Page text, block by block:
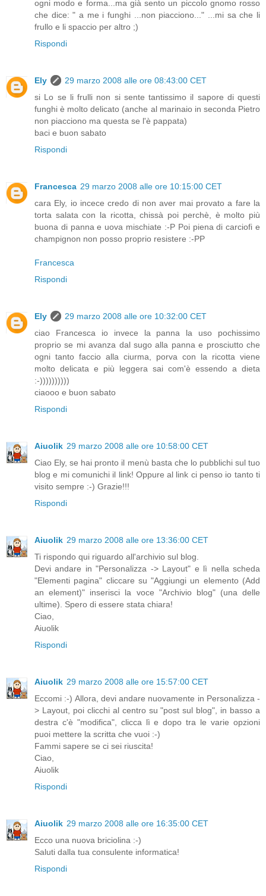
ogni modo e forma...ma già sento un piccolo gnomo rosso
che dice: " a me i funghi ...non piacciono..." ...mi sa che li
frullo e li spaccio per altro ;)
Rispondi
Ely
29 marzo 2008 alle ore 08:43:00 CET
si Lo se li frulli non si sente tantissimo il sapore di questi
funghi è molto delicato (anche al marinaio in seconda Pietro
non piacciono ma questa se l'è pappata)
baci e buon sabato
Rispondi
Francesca 29 marzo 2008 alle ore 10:15:00 CET
cara Ely, io incece credo di non aver mai provato a fare la
torta salata con la ricotta, chissà poi perchè, è molto più
buona di panna e uova mischiate :-P Poi piena di carciofi e
champignon non posso proprio resistere :-PP
Francesca
Rispondi
Ely
29 marzo 2008 alle ore 10:32:00 CET
ciao Francesca io invece la panna la uso pochissimo
proprio se mi avanza dal sugo alla panna e prosciutto che
ogni tanto faccio alla ciurma, porva con la ricotta viene
molto delicata e più leggera sai com'è essendo a dieta
:-))))))))))
ciaooo e buon sabato
Rispondi
Aiuolik 29 marzo 2008 alle ore 10:58:00 CET
Ciao Ely, se hai pronto il menù basta che lo pubblichi sul tuo
blog e mi comunichi il link! Oppure al link ci penso io tanto ti
visito sempre :-) Grazie!!!
Rispondi
Aiuolik 29 marzo 2008 alle ore 13:36:00 CET
Ti rispondo qui riguardo all'archivio sul blog.
Devi andare in "Personalizza -> Layout" e lì nella scheda
"Elementi pagina" cliccare su "Aggiungi un elemento (Add
an element)" inserisci la voce "Archivio blog" (una delle
ultime). Spero di essere stata chiara!
Ciao,
Aiuolik
Rispondi
Aiuolik 29 marzo 2008 alle ore 15:57:00 CET
Eccomi :-) Allora, devi andare nuovamente in Personalizza -
> Layout, poi clicchi al centro su "post sul blog", in basso a
destra c'è "modifica", clicca lì e dopo tra le varie opzioni
puoi mettere la scritta che vuoi :-)
Fammi sapere se ci sei riuscita!
Ciao,
Aiuolik
Rispondi
Aiuolik 29 marzo 2008 alle ore 16:35:00 CET
Ecco una nuova briciolina :-)
Saluti dalla tua consulente informatica!
Rispondi